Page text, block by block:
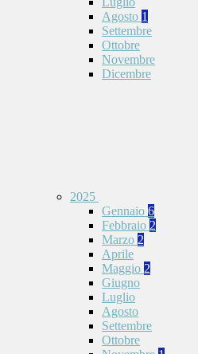
Agosto 1
Settembre
Ottobre
Novembre
Dicembre
2025
Gennaio 6
Febbraio 2
Marzo 2
Aprile
Maggio 2
Giugno
Luglio
Agosto
Settembre
Ottobre